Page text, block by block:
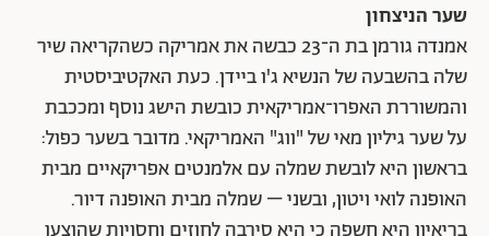
שער הניצחון
אמנדה גורמן בת ה־23 כבשה את אמריקה כשהקריאה שיר
שלה בהשבעה של הנשיא ג'ו ביידן. כעת האקטיביסטית
והמשוררת האפרו־אמריקאית כובשת הישג נוסף ומככבת
על שער גיליון מאי של "ווג" האמריקאי. מדובר בשער כפול:
בראשון היא לובשת שמלה עם אלמנטים אפריקאיים מבית
האופנה לואי ויטון, ובשני – שמלה מבית האופנה דיור.
בריאיון היא חשפה כי היא סירבה לחוזים וחסויות שהוצעו